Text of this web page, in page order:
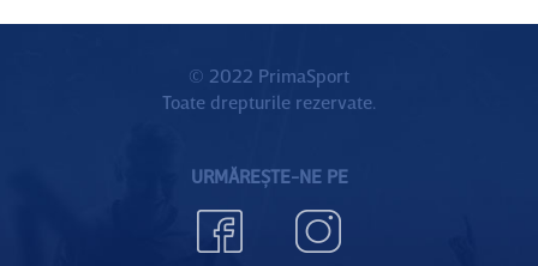
© 2022 PrimaSport
Toate drepturile rezervate.
URMĂREȘTE-NE PE